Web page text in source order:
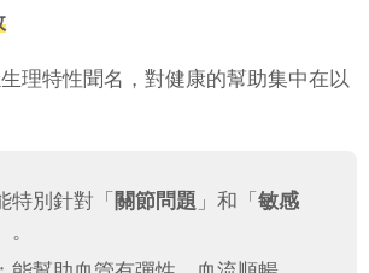
理特性聞名，對健康的幫助集中在以
特別針對「 關節問題 」和「 敏感
。